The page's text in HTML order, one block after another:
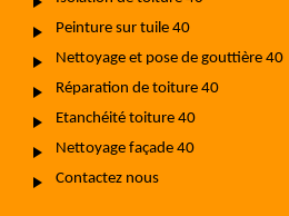
Peinture sur tuile 40
Nettoyage et pose de gouttière 40
Réparation de toiture 40
Etanchéité toiture 40
Nettoyage façade 40
Contactez nous